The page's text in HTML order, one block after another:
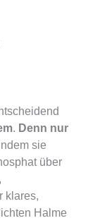
. Denn nur
sie
über
klares,
Halme